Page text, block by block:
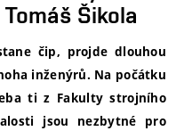
Šikola
čip, projde dlouhou
inženýrů. Na počátku
ti z Fakulty strojního
jsou nezbytné pro